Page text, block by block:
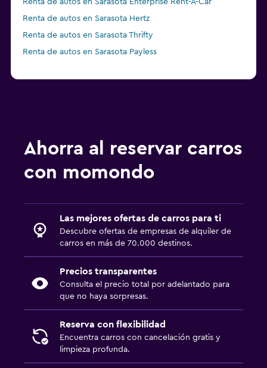
Renta de autos en Sarasota Enterprise Rent-A-Car
Renta de autos en Sarasota Hertz
Renta de autos en Sarasota Thrifty
Renta de autos en Sarasota Payless
Ahorra al reservar carros
con momondo
Las mejores ofertas de carros para ti
Descubre ofertas de empresas de alquiler de
carros en más de 70.000 destinos.
Precios transparentes
Consulta el precio total por adelantado para
que no haya sorpresas.
Reserva con flexibilidad
Encuentra carros con cancelación gratis y
limpieza profunda.